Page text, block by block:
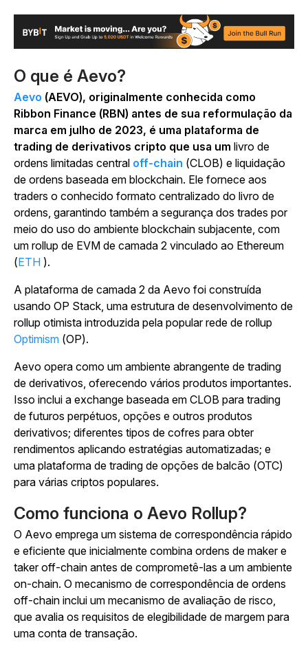
O que é Aevo?
Aevo (AEVO), originalmente conhecida como
Ribbon Finance (RBN) antes de sua reformulação da
marca em julho de 2023, é uma plataforma de
trading de derivativos cripto que usa um livro de
ordens limitadas central off-chain (CLOB) e liquidação
de ordens baseada em blockchain. Ele fornece aos
traders o conhecido formato centralizado do livro de
ordens, garantindo também a segurança dos trades por
meio do uso do ambiente blockchain subjacente, com
um rollup de EVM de camada 2 vinculado ao Ethereum
(ETH ).
A plataforma de camada 2 da Aevo foi construída
usando OP Stack, uma estrutura de desenvolvimento de
rollup otimista introduzida pela popularrede de rollup
Optimism (OP).
Aevo opera como um ambiente abrangente de trading
de derivativos, oferecendo vários produtos importantes.
Isso inclui a exchange baseada em CLOB para trading
de futuros perpétuos, opções e outros produtos
derivativos; diferentes tipos de cofres para obter
rendimentos aplicando estratégias automatizadas; e
uma plataforma de trading de opções de balcão (OTC)
para várias criptos populares.
Como funciona o Aevo Rollup?
O Aevo emprega um sistema de correspondência rápido
e eficiente que inicialmente combina ordens de maker e
taker off-chain antes de comprometê-las a um ambiente
on-chain. O mecanismo de correspondência de ordens
off-chain inclui um mecanismo de avaliação de risco,
que avalia os requisitos de elegibilidade de margem para
uma conta de transação.